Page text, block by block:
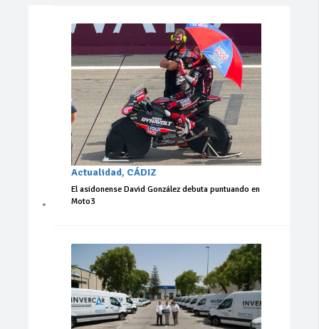
Actualidad, CÁDIZ
El asidonense David González debuta puntuando en
Moto3